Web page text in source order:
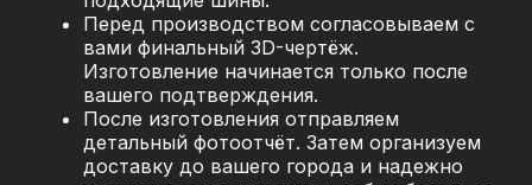
Перед производством согласовываем с
вами финальный 3D-чертёж.
Изготовление начинается только после
вашего подтверждения.
После изготовления отправляем
детальный фотоотчёт. Затем организуем
доставку до вашего города и надежно